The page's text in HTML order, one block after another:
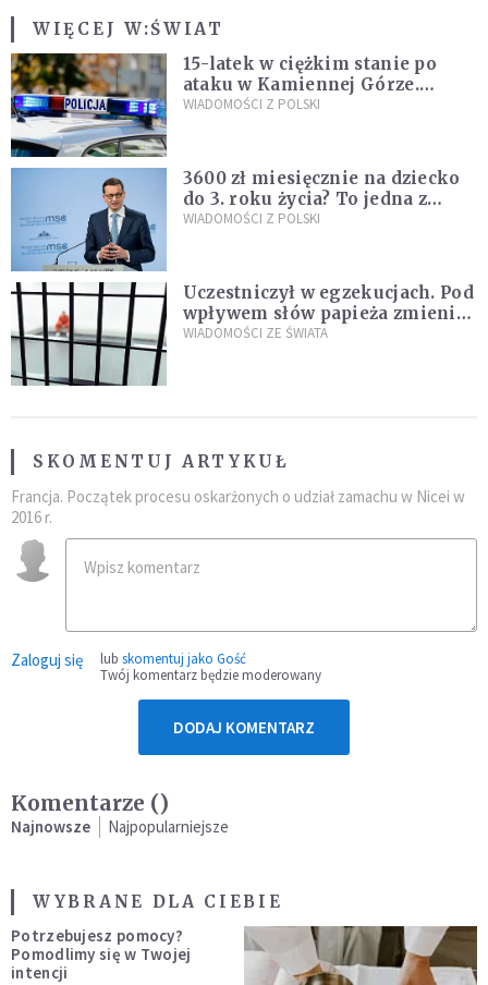
WIĘCEJ W:ŚWIAT
15-latek w ciężkim stanie po
ataku w Kamiennej Górze.
Policja zatrzymała dwóch
WIADOMOŚCI Z POLSKI
3600 zł miesięcznie na dziecko
do 3. roku życia? To jedna z
propozycji programu "Rozwój
WIADOMOŚCI Z POLSKI
Uczestniczył w egzekucjach. Pod
wpływem słów papieża zmienił
zdanie
WIADOMOŚCI ZE ŚWIATA
SKOMENTUJ ARTYKUŁ
Francja. Początek procesu oskarżonych o udział zamachu w Nicei w
2016 r.
Zaloguj się lub skomentuj jako Gość
Twój komentarz będzie moderowany
DODAJ KOMENTARZ
Komentarze ()
Najnowsze Najpopularniejsze
WYBRANE DLA CIEBIE
Potrzebujesz pomocy?
Pomodlimy się w Twojej
intencji